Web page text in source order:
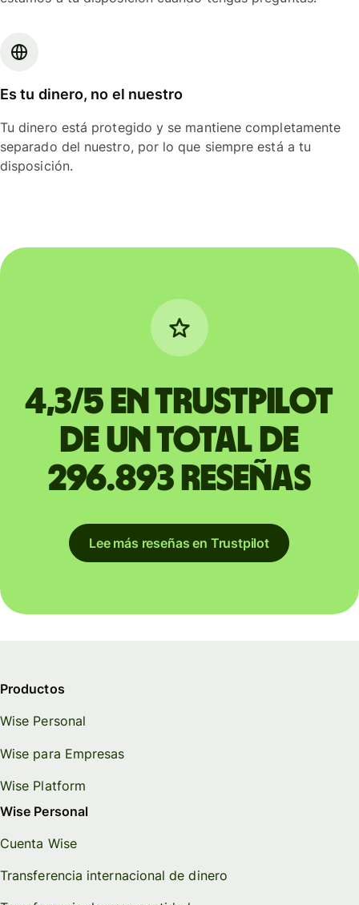
Es tu dinero, no el nuestro
Tu dinero está protegido y se mantiene completamente
separado del nuestro, por lo que siempre está a tu
disposición.
4,3/5 en Trustpilot
de un total de
296.893 reseñas
Lee más reseñas en Trustpilot
Productos
Wise Personal
Wise para Empresas
Wise Platform
Wise Personal
Cuenta Wise
Transferencia internacional de dinero